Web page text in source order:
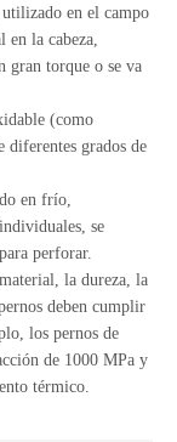
utilizado en el campo
en la cabeza,
gran torque o se va
(como
diferentes grados de
en frío,
se
perforar.
la dureza, la
deben cumplir
los pernos de
de 1000 MPa y
térmico.